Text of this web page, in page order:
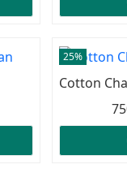
25%
Cotton